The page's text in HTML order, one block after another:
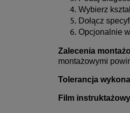
Wybierz
Dołącz
Opcjonalnie
Zalecenia
montażowymi
Tolerancja
Film